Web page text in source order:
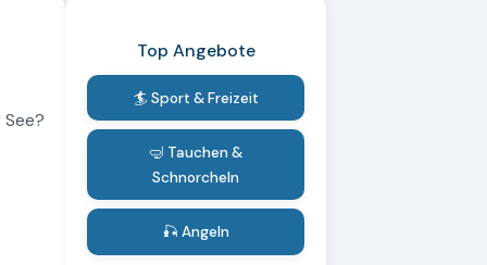
Top Angebote
🏄 Sport & Freizeit
🤿 Tauchen &
Schnorcheln
🎣 Angeln